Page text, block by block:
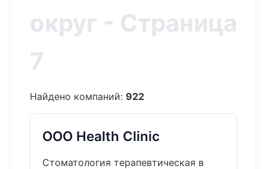
округ - Страница
7
Найдено компаний: 922
ООО Health Clinic
Стоматология терапевтическая в